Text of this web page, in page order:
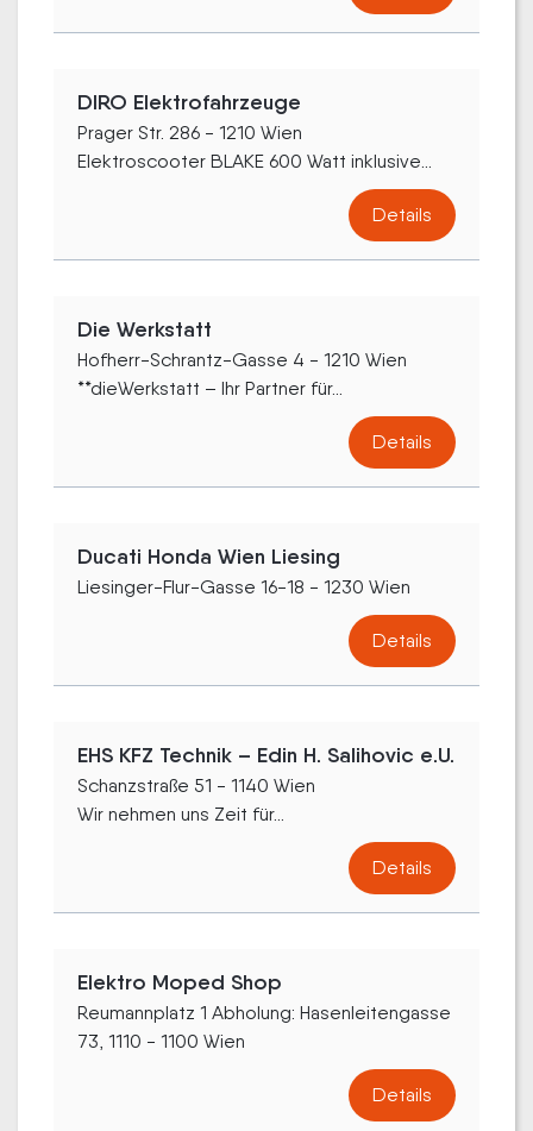
DIRO Elektrofahrzeuge
Prager Str. 286 - 1210 Wien
Elektroscooter BLAKE 600 Watt inklusive...
Details
Die Werkstatt
Hofherr-Schrantz-Gasse 4 - 1210 Wien
**dieWerkstatt – Ihr Partner für...
Details
Ducati Honda Wien Liesing
Liesinger-Flur-Gasse 16-18 - 1230 Wien
Details
EHS KFZ Technik – Edin H. Salihovic e.U.
Schanzstraße 51 - 1140 Wien
Wir nehmen uns Zeit für...
Details
Elektro Moped Shop
Reumannplatz 1 Abholung: Hasenleitengasse
73, 1110 - 1100 Wien
Details